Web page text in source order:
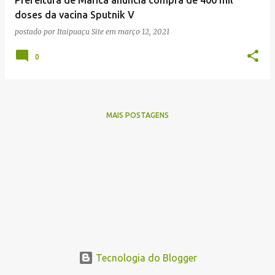
doses da vacina Sputnik V
postado por Itaipuaçu Site em março 12, 2021
0
MAIS POSTAGENS
Tecnologia do Blogger